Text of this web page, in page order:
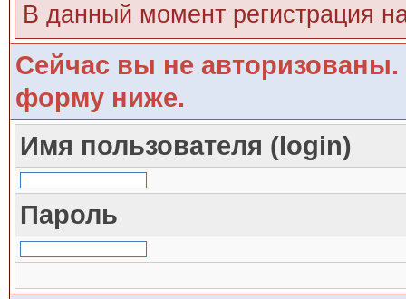
В данный момент регистрация
Сейчас вы не авторизованы.
форму ниже.
Имя пользователя (login)
Пароль